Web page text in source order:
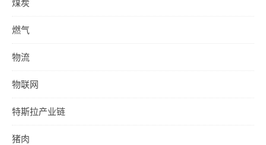
燃气
物流
物联网
特斯拉产业链
猪肉